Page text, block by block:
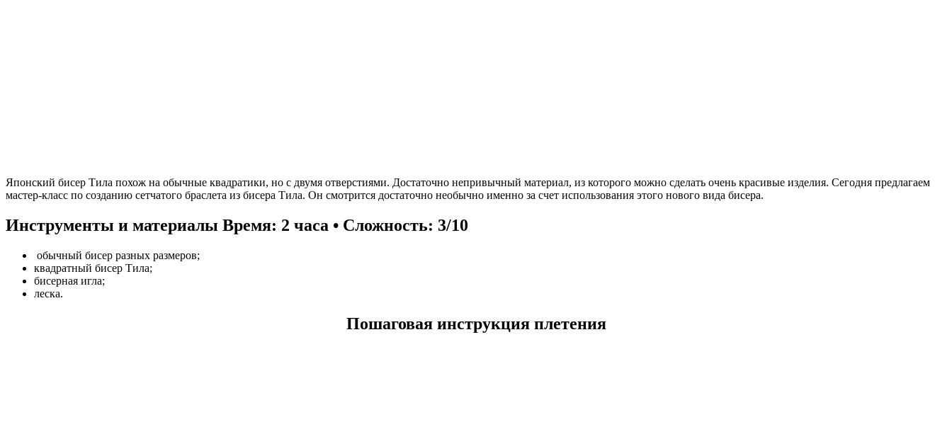
Японский бисер Тила похож на обычные квадратики, но с двумя отверстиями. Достаточно непривычный материал, из которого можно сделать очень красивые изделия. Сегодня предлагаем
мастер-класс по созданию сетчатого браслета из бисера Тила. Он смотрится достаточно необычно именно за счет использования этого нового вида бисера.
Инструменты и материалы Время: 2 часа • Сложность: 3/10
обычный бисер разных размеров;
квадратный бисер Тила;
бисерная игла;
леска.
Пошаговая инструкция плетения